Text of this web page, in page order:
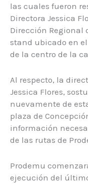
las cuales fueron
Directora Jessica
Dirección Regional
stand ubicado en
de la centro de la
Al respecto, la
Jessica Flores,
nuevamente de
plaza de
información
de las rutas de
Prodemu
ejecución del